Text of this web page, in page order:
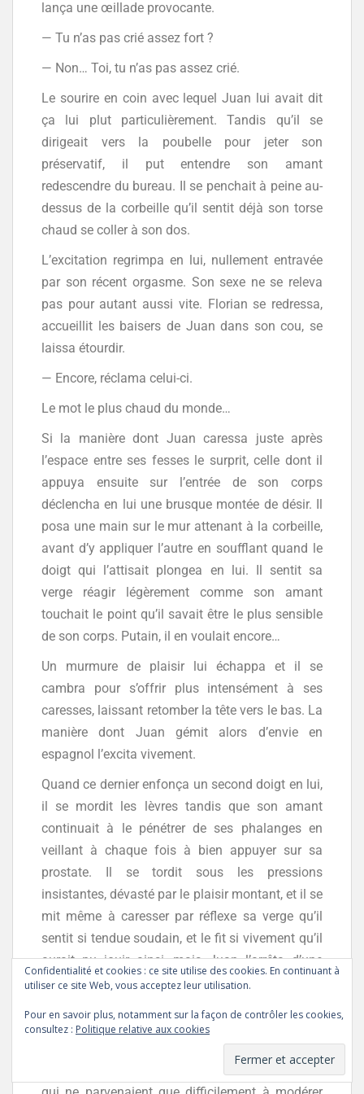
lança une œillade provocante.
— Tu n’as pas crié assez fort ?
— Non… Toi, tu n’as pas assez crié.
Le sourire en coin avec lequel Juan lui avait dit
ça lui plut particulièrement. Tandis qu’il se
dirigeait vers la poubelle pour jeter son
préservatif, il put entendre son amant
redescendre du bureau. Il se penchait à peine au-
dessus de la corbeille qu’il sentit déjà son torse
chaud se coller à son dos.
L’excitation regrimpa en lui, nullement entravée
par son récent orgasme. Son sexe ne se releva
pas pour autant aussi vite. Florian se redressa,
accueillit les baisers de Juan dans son cou, se
laissa étourdir.
— Encore, réclama celui-ci.
Le mot le plus chaud du monde…
Si la manière dont Juan caressa juste après
l’espace entre ses fesses le surprit, celle dont il
appuya ensuite sur l’entrée de son corps
déclencha en lui une brusque montée de désir. Il
posa une main sur le mur attenant à la corbeille,
avant d’y appliquer l’autre en soufflant quand le
doigt qui l’attisait plongea en lui. Il sentit sa
verge réagir légèrement comme son amant
touchait le point qu’il savait être le plus sensible
de son corps. Putain, il en voulait encore…
Un murmure de plaisir lui échappa et il se
cambra pour s’offrir plus intensément à ses
caresses, laissant retomber la tête vers le bas. La
manière dont Juan gémit alors d’envie en
espagnol l’excita vivement.
Quand ce dernier enfonça un second doigt en lui,
il se mordit les lèvres tandis que son amant
continuait à le pénétrer de ses phalanges en
veillant à chaque fois à bien appuyer sur sa
prostate. Il se tordit sous les pressions
insistantes, dévasté par le plaisir montant, et il se
mit même à caresser par réflexe sa verge qu’il
sentit si tendue soudain, et le fit si vivement qu’il
aurait pu jouir ainsi, mais Juan l’arrêta d’une
main ferme sur son poignet. Il cessa alors ses
doigts, jouant encore avec sa boule de nerfs,
faisant remonter des éclairs de pure extase dans
tout son corps. Il en lâcha de longues expirations
Confidentialité et cookies : ce site utilise des cookies. En continuant à
utiliser ce site Web, vous acceptez leur utilisation.
Pour en savoir plus, notamment sur la façon de contrôler les cookies,
consultez : Politique relative aux cookies